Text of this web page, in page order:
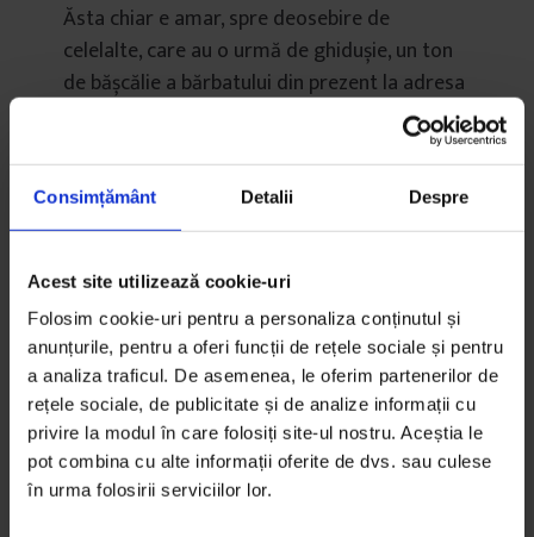
Consimțământ Detalii Despre
Acest site utilizează cookie-uri
Folosim cookie-uri pentru a personaliza conținutul și
anunțurile, pentru a oferi funcții de rețele sociale și pentru
a analiza traficul. De asemenea, le oferim partenerilor de
rețele sociale, de publicitate și de analize informații cu
privire la modul în care folosiți site-ul nostru. Aceștia le
pot combina cu alte informații oferite de dvs. sau culese
în urma folosirii serviciilor lor.
Ăsta chiar e amar, spre deosebire de
celelalte, care au o urmă de ghidușie, un ton
de bășcălie a bărbatului din prezent la adresa
băiețelului fraier de odinioară… Ăsta este și
despre acum, despre viața adevărată. E pe
bune și… auci, chiar a durut!
gigixy
16/02/2012